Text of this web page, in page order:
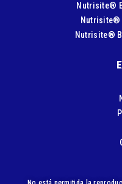
Nutrisite®
Nutrisite®
Nutrisite®